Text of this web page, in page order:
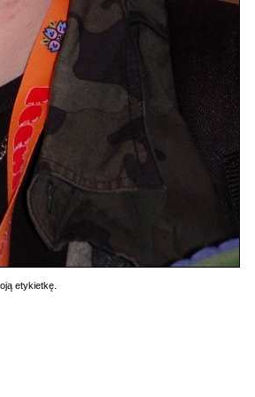
etykietkę.